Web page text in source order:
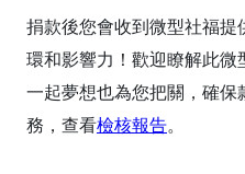
捐款後您會收到微型社福
環和影響力！歡迎瞭解此微
一起夢想也為您把關，確
務，查看檢核報告。